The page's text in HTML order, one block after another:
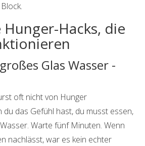
Hacks, die
Glas Wasser -
oft nicht von Hunger
du das Gefühl hast, du musst essen,
Warte fünf Minuten. Wenn
nachlässt, war es kein echter